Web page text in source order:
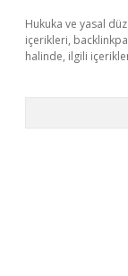
Hukuka ve yasal
içerikleri,
halinde, ilgili